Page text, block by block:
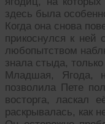
здесь была
Когда она снова
прикоснулся к
любопытством
знала стыда,
Младшая, Ягода,
позволила Пете
восторга, ласкал
раскрывалась, как